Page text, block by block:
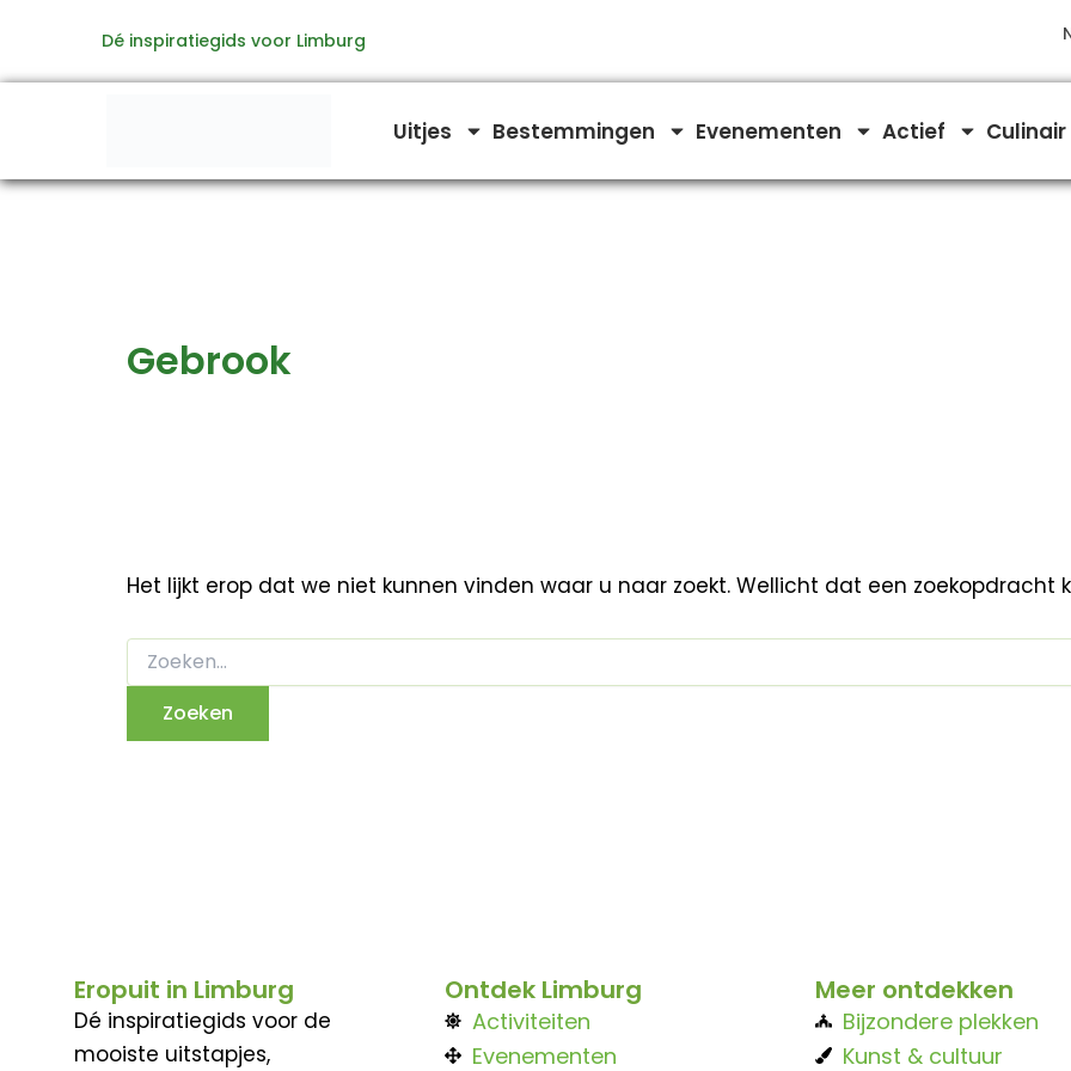
de
Dé inspiratiegids voor Limburg
Uitjes Bestemmingen Evenementen Actief Culinair
Gebrook
Het lijkt erop dat we niet kunnen vinden waar u naar zoekt. Wellicht dat een zoekopdracht
naar:
Eropuit in Limburg
Dé inspiratiegids voor de
mooiste uitstapjes,
Ontdek Limburg
Activiteiten
Evenementen
Meer ontdekken
Bijzondere plekken
Kunst & cultuur